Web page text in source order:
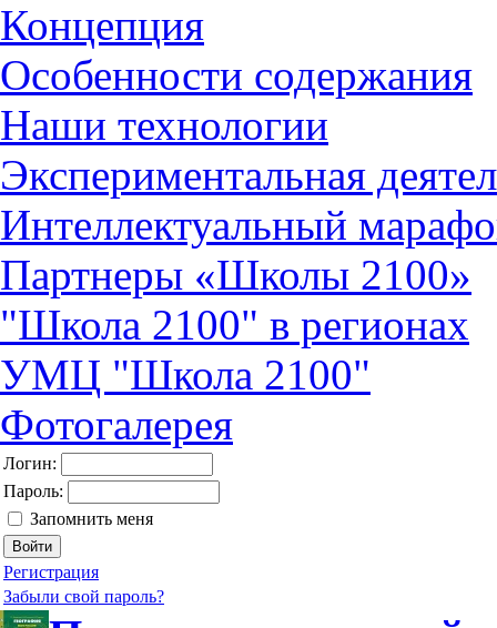
Концепция
Особенности содержания
Наши технологии
Экспериментальная
Интеллектуальный
Партнеры «Школы 2100»
"Школа 2100" в регионах
УМЦ "Школа 2100"
Фотогалерея
Логин:
Пароль:
Запомнить меня
Регистрация
Забыли свой пароль?